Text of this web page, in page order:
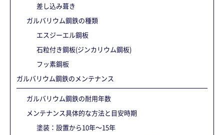
差し込み葺き
ガルバリウム鋼鉄の種類
エスジーエル鋼板
石粒付き鋼板(ジンカリウム鋼板)
フッ素鋼板
ガルバリウム鋼鉄のメンテナンス
ガルバリウム鋼鉄の耐用年数
メンテナンス具体的な方法と目安時期
塗装：設置から10年～15年